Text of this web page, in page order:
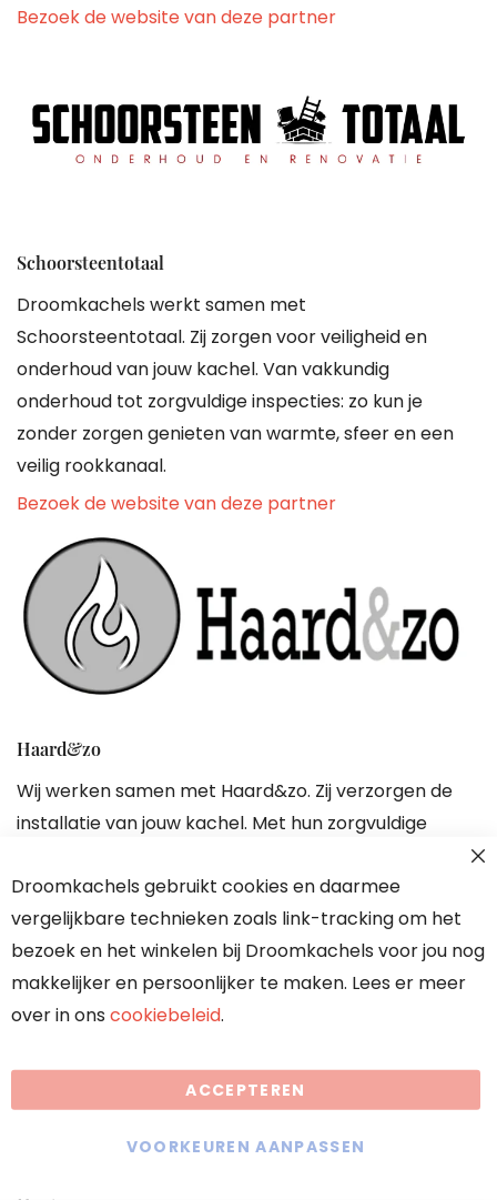
Bezoek de website van deze partner
Schoorsteentotaal
Droomkachels werkt samen met
Schoorsteentotaal. Zij zorgen voor veiligheid en
onderhoud van jouw kachel. Van vakkundig
onderhoud tot zorgvuldige inspecties: zo kun je
zonder zorgen genieten van warmte, sfeer en een
veilig rookkanaal.
Bezoek de website van deze partner
Haard&zo
Wij werken samen met Haard&zo. Zij verzorgen de
installatie van jouw kachel. Met hun zorgvuldige
plaatsing en kun je zorgeloos genieten van warmte
en sfeer in huis.
Bezoek de website van deze partner
Droomkachels gebruikt cookies en daarmee
vergelijkbare technieken zoals link-tracking om het
bezoek en het winkelen bij Droomkachels voor jou nog
makkelijker en persoonlijker te maken. Lees er meer
over in ons cookiebeleid.
ACCEPTEREN
VOORKEUREN AANPASSEN